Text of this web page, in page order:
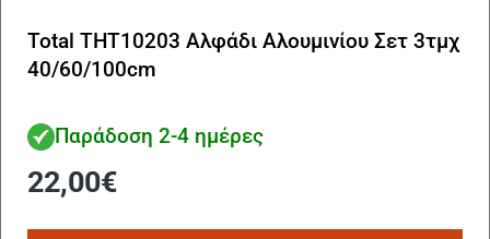
Total THT10203 Αλφάδι Αλουμινίου Σετ 3τμχ
40/60/100cm
Παράδοση 2-4 ημέρες
22,00€